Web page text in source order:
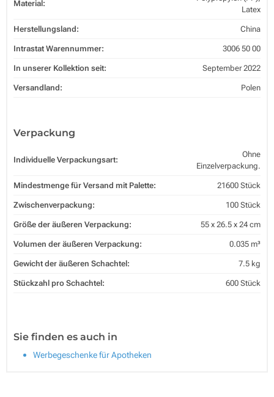
Material:
Latex
Herstellungsland: China
Intrastat Warennummer: 3006 50 00
In unserer Kollektion seit: September 2022
Versandland: Polen
Verpackung
Individuelle Verpackungsart:
Ohne
Einzelverpackung.
Mindestmenge für Versand mit Palette: 21600 Stück
Zwischenverpackung: 100 Stück
Größe der äußeren Verpackung: 55 x 26.5 x 24 cm
Volumen der äußeren Verpackung: 0.035 m³
Gewicht der äußeren Schachtel: 7.5 kg
Stückzahl pro Schachtel: 600 Stück
Sie finden es auch in
Werbegeschenke für Apotheken